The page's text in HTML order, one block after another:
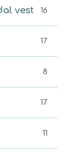
vest 16
17
8
17
11